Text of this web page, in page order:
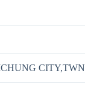
CITY,TWN